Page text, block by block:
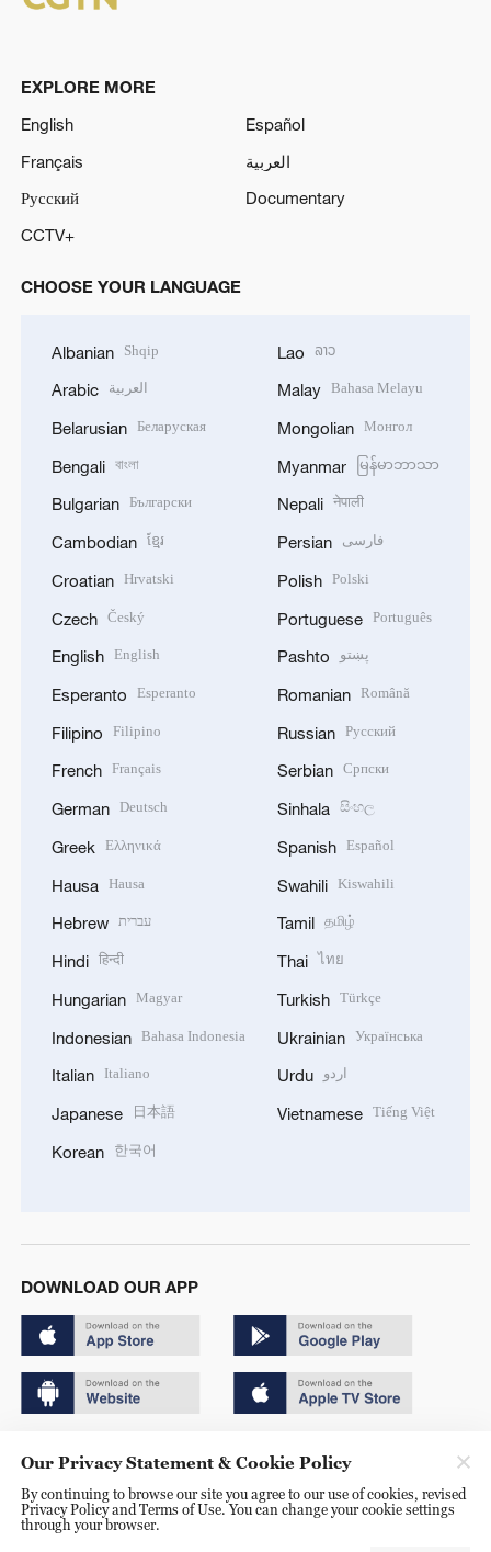
EXPLORE MORE
English
Español
Français
العربية
Русский
Documentary
CCTV+
CHOOSE YOUR LANGUAGE
Albanian Shqip
Arabic العربية
Belarusian Беларуская
Bengali বাংলা
Bulgarian Български
Cambodian ខ្មែរ
Croatian Hrvatski
Czech Český
English English
Esperanto Esperanto
Filipino Filipino
French Français
German Deutsch
Greek Ελληνικά
Hausa Hausa
Hebrew עברית
Hindi हिन्दी
Hungarian Magyar
Indonesian Bahasa Indonesia
Italian Italiano
Japanese 日本語
Korean 한국어
Lao ລາວ
Malay Bahasa Melayu
Mongolian Монгол
Myanmar မြန်မာဘာသာ
Nepali नेपाली
Persian فارسی
Polish Polski
Portuguese Português
Pashto پښتو
Romanian Română
Russian Русский
Serbian Српски
Sinhala සිංහල
Spanish Español
Swahili Kiswahili
Tamil தமிழ்
Thai ไทย
Turkish Türkçe
Ukrainian Українська
Urdu اردو
Vietnamese Tiếng Việt
DOWNLOAD OUR APP
京ICP备20000184号
京公网安备 11010502050052号
Our Privacy Statement & Cookie Policy
By continuing to browse our site you agree to our use of cookies, revised
Privacy Policy and Terms of Use. You can change your cookie settings
through your browser.